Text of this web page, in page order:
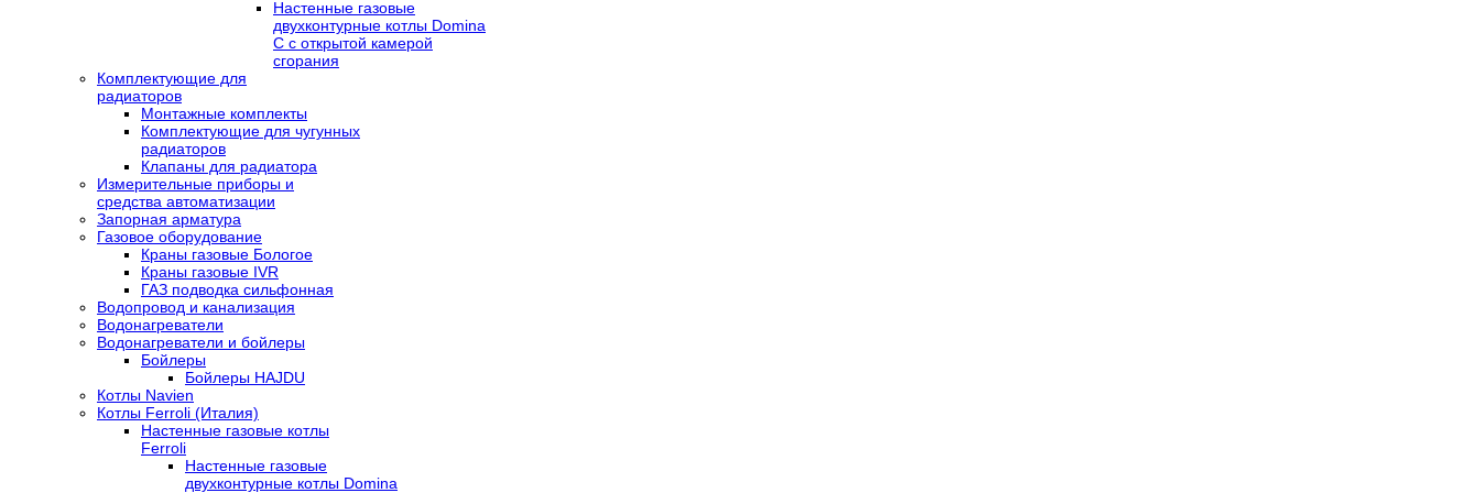
Настенные газовые
двухконтурные котлы Domina
C с открытой камерой
сгорания
Комплектующие для
радиаторов
Монтажные комплекты
Комплектующие для чугунных
радиаторов
Клапаны для радиатора
Измерительные приборы и
средства автоматизации
Запорная арматура
Газовое оборудование
Краны газовые Бологое
Краны газовые IVR
ГАЗ подводка сильфонная
Водопровод и канализация
Водонагреватели
Водонагреватели и бойлеры
Бойлеры
Бойлеры HAJDU
Котлы Navien
Котлы Ferroli (Италия)
Настенные газовые котлы
Ferroli
Настенные газовые
двухконтурные котлы Domina